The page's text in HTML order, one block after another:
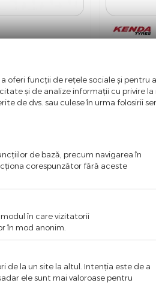
comanda
oferi funcții de rețele sociale și pentru
și de analize informații cu privire la
de dvs. sau culese în urma folosirii
de bază, precum navigarea în
corespunzător fără aceste
în care vizitatorii
în mod anonim.
de la un site la altul. Intenţia este de a
ele sunt mai valoroase pentru